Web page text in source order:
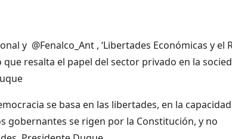
y @Fenalco_Ant , ‘Libertades Económicas y el
resalta el papel del sector privado en la
se basa en las libertades, en la
gobernantes se rigen por la Constitución, y no